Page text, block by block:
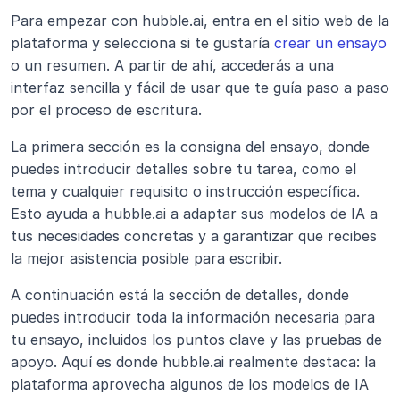
Para empezar con hubble.ai, entra en el sitio web de la
plataforma y selecciona si te gustaría crear un ensayo
o un resumen. A partir de ahí, accederás a una
interfaz sencilla y fácil de usar que te guía paso a paso
por el proceso de escritura.
La primera sección es la consigna del ensayo, donde
puedes introducir detalles sobre tu tarea, como el
tema y cualquier requisito o instrucción específica.
Esto ayuda a hubble.ai a adaptar sus modelos de IA a
tus necesidades concretas y a garantizar que recibes
la mejor asistencia posible para escribir.
A continuación está la sección de detalles, donde
puedes introducir toda la información necesaria para
tu ensayo, incluidos los puntos clave y las pruebas de
apoyo. Aquí es donde hubble.ai realmente destaca: la
plataforma aprovecha algunos de los modelos de IA